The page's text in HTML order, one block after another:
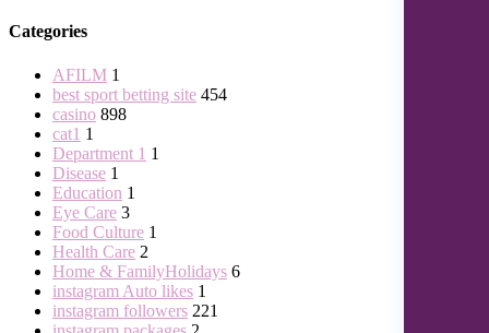
Categories
AFILM 1
best sport betting site 454
casino 898
cat1 1
Department 1 1
Disease 1
Education 1
Eye Care 3
Food Culture 1
Health Care 2
Home & FamilyHolidays 6
instagram Auto likes 1
instagram followers 221